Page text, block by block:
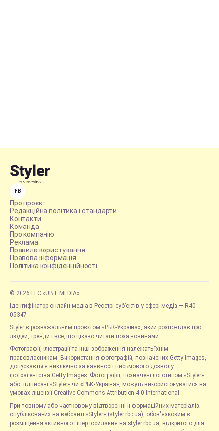
FB
Про проєкт
Редакційна політика і стандарти
Контакти
Команда
Про компанію
Реклама
Правила користування
Правова інформація
Політика конфіденційності
© 2026 LLC «UBT MEDIA»
Ідентифікатор онлайн-медіа в Реєстрі суб’єктів у сфері медіа — R40-
05347
Styler є розважальним проєктом «РБК-Україна», який розповідає про
людей, тренди і все, що цікаво читати поза новинами.
Фотографії, ілюстрації та інші зображення належать їхнім
правовласникам. Використання фотографій, позначених Getty Images,
допускається виключно за наявності письмового дозволу
фотоагентства Getty Images. Фотографії, позначені логотипом «Styler»
або підписані «Styler» чи «РБК-Україна», можуть використовуватися на
умовах ліцензії Creative Commons Attribution 4.0 International.
При повному або частковому відтворенні інформаційних матеріалів,
опублікованих на вебсайті «Styler» (styler.rbc.ua), обов'язковим є
розміщення активного гіперпосилання на styler.rbc.ua, відкритого для